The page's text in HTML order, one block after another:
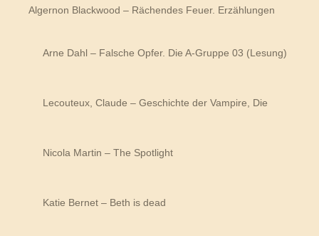
Algernon Blackwood – Rächendes Feuer. Erzählungen
Arne Dahl – Falsche Opfer. Die A-Gruppe 03 (Lesung)
Lecouteux, Claude – Geschichte der Vampire, Die
Nicola Martin – The Spotlight
Katie Bernet – Beth is dead